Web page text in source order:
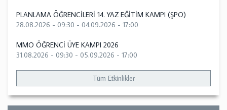
PLANLAMA ÖĞRENCİLERİ 14. YAZ EĞİTİM KAMPI (ŞPO)
28.08.2026 - 09:30 - 04.09.2026 - 17:00
MMO ÖĞRENCİ ÜYE KAMPI 2026
31.08.2026 - 09:30 - 05.09.2026 - 17:00
Tüm Etkinlikler